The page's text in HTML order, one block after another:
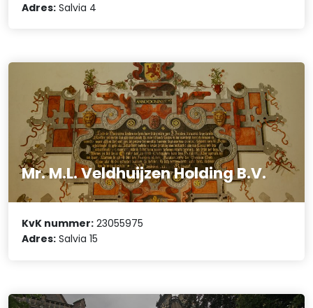
Adres: Salvia 4
Mr. M.L. Veldhuijzen Holding B.V.
KvK nummer: 23055975
Adres: Salvia 15